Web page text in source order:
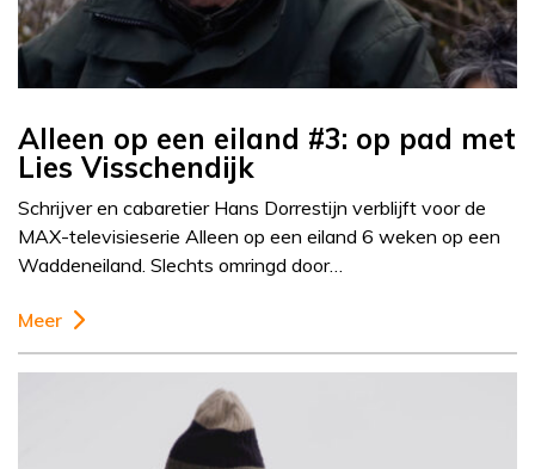
Alleen op een eiland #3: op pad met
Lies Visschendijk
Schrijver en cabaretier Hans Dorrestijn verblijft voor de
MAX-televisieserie Alleen op een eiland 6 weken op een
Waddeneiland. Slechts omringd door…
Meer